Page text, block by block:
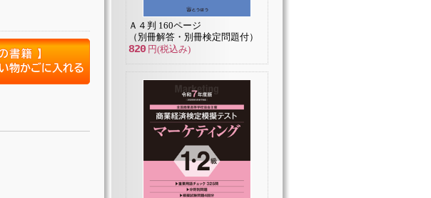
Ａ４判 160ページ
（別冊解答・別冊検定問題付）
820円(税込み)